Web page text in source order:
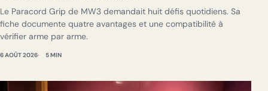
Le Paracord Grip de MW3 demandait huit défis quotidiens. Sa
fiche documente quatre avantages et une compatibilité à
vérifier arme par arme.
6 AOÛT 2026 5 MIN